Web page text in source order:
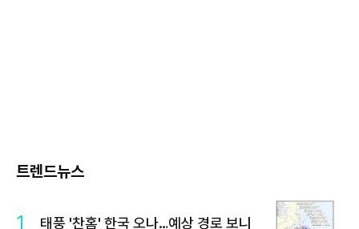
트렌드뉴스
1 태풍 '찬홈' 한국 오나…예상 경로 보니